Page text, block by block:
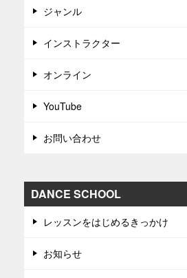
ジャンル
インストラクター
オンライン
YouTube
お問い合わせ
DANCE SCHOOL
レッスンをはじめるきっかけ
お知らせ